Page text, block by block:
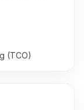
(TCO)